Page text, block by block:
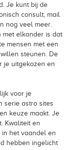
Je kunt bij de
consult, mail
nog veel meer.
met elkander is dat
mensen met een
steunen. De
je uitgekozen en
voor je
serie astro sites
keuze maakt. Je
Kwaliteit en
het vaandel en
hebben ingelicht